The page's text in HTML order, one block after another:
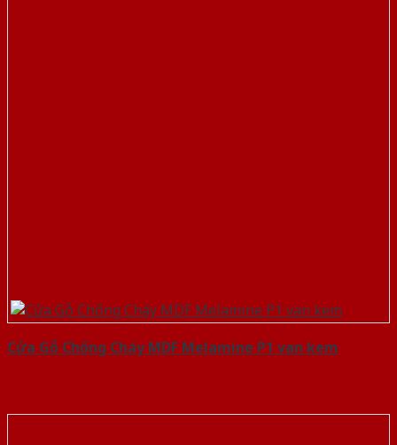
Cửa Gỗ Chống Cháy MDF Melamine P1 van kem